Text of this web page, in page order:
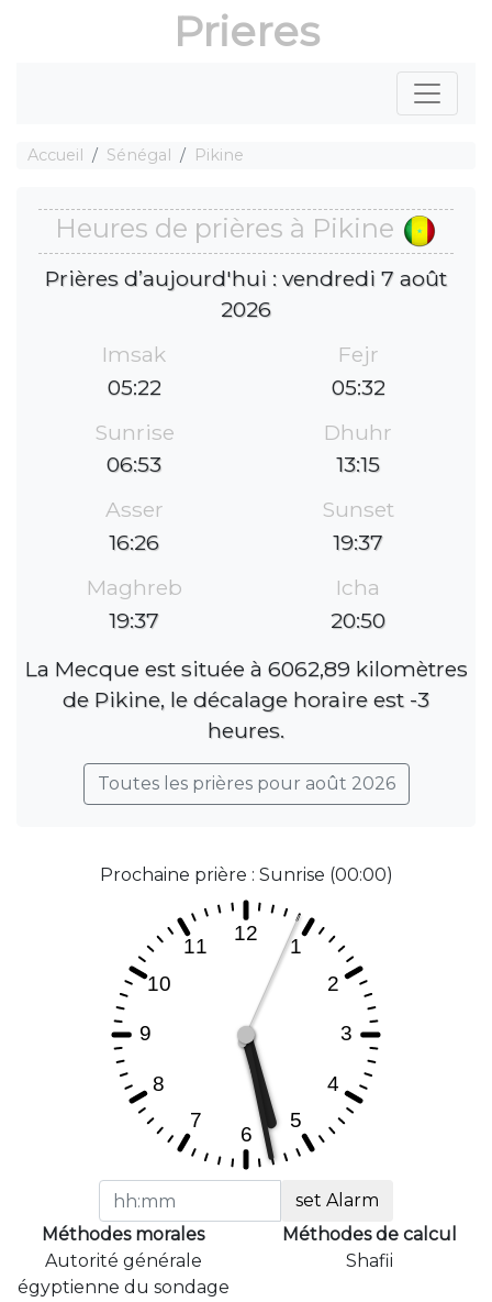
Prieres
Accueil Sénégal Pikine
Heures de prières à Pikine
Prières d’aujourd'hui : vendredi 7 août
2026
Imsak
05:22
Fejr
05:32
Sunrise
06:53
Dhuhr
13:15
Asser
16:26
Sunset
19:37
Maghreb
19:37
Icha
20:50
La Mecque est située à 6062,89 kilomètres
de Pikine, le décalage horaire est -3
heures.
Toutes les prières pour août 2026
Prochaine prière : Sunrise (00:00)
set Alarm
Méthodes morales
Autorité générale
égyptienne du sondage
Méthodes de calcul
Shafii